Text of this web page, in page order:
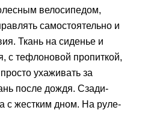
велосипедом,
самостоятельно и
Ткань на сиденье и
с тефлоновой пропиткой,
ухаживать за
после дождя. Сзади-
с жестким дном. На руле-